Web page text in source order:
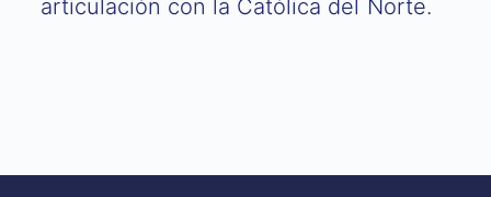
articulación con la Católica del Norte.​